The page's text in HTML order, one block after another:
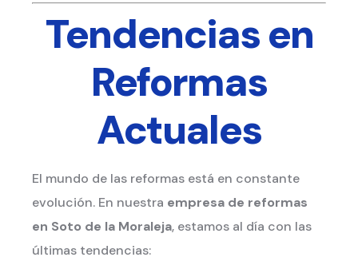
Tendencias en
Reformas
Actuales
El mundo de las reformas está en constante
evolución. En nuestra empresa de reformas
en Soto de la Moraleja, estamos al día con las
últimas tendencias: